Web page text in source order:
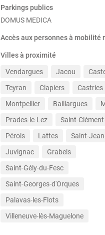
Parkings publics
DOMUS MEDICA
Accès aux personnes à mobilité
Villes à proximité
Vendargues Jacou
Teyran
Clapiers
Castries
Montpellier
Baillargues
Prades-le-Lez
Saint-
Pérols
Lattes
Saint-
Juvignac
Grabels
Saint-Gély-du-Fesc
Saint-Georges-d'Orques
Palavas-les-Flots
Villeneuve-lès-Maguelone